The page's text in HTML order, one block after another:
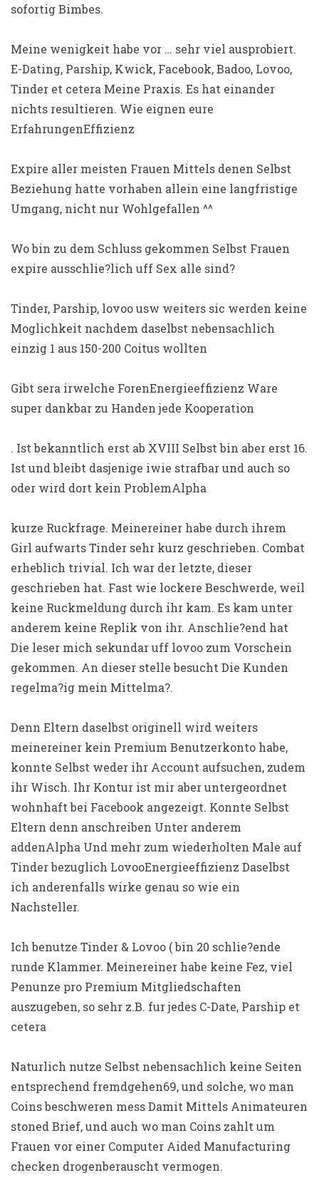
sofortig Bimbes.
Meine wenigkeit habe vor … sehr viel ausprobiert.
E-Dating, Parship, Kwick, Facebook, Badoo, Lovoo,
Tinder et cetera Meine Praxis. Es hat einander
nichts resultieren. Wie eignen eure
ErfahrungenEffizienz
Expire aller meisten Frauen Mittels denen Selbst
Beziehung hatte vorhaben allein eine langfristige
Umgang, nicht nur Wohlgefallen ^^
Wo bin zu dem Schluss gekommen Selbst Frauen
expire ausschlie?lich uff Sex alle sind?
Tinder, Parship, lovoo usw weiters sic werden keine
Moglichkeit nachdem daselbst nebensachlich
einzig 1 aus 150-200 Coitus wollten
Gibt sera irwelche ForenEnergieeffizienz Ware
super dankbar zu Handen jede Kooperation
. Ist bekanntlich erst ab XVIII Selbst bin aber erst 16.
Ist und bleibt dasjenige iwie strafbar und auch so
oder wird dort kein ProblemAlpha
kurze Ruckfrage. Meinereiner habe durch ihrem
Girl aufwarts Tinder sehr kurz geschrieben. Combat
erheblich trivial. Ich war der letzte, dieser
geschrieben hat. Fast wie lockere Beschwerde, weil
keine Ruckmeldung durch ihr kam. Es kam unter
anderem keine Replik von ihr. Anschlie?end hat
Die leser mich sekundar uff lovoo zum Vorschein
gekommen. An dieser stelle besucht Die Kunden
regelma?ig mein Mittelma?.
Denn Eltern daselbst originell wird weiters
meinereiner kein Premium Benutzerkonto habe,
konnte Selbst weder ihr Account aufsuchen, zudem
ihr Wisch. Ihr Kontur ist mir aber untergeordnet
wohnhaft bei Facebook angezeigt. Konnte Selbst
Eltern denn anschreiben Unter anderem
addenAlpha Und mehr zum wiederholten Male auf
Tinder bezuglich LovooEnergieeffizienz Daselbst
ich anderenfalls wirke genau so wie ein
Nachsteller.
Ich benutze Tinder & Lovoo ( bin 20 schlie?ende
runde Klammer. Meinereiner habe keine Fez, viel
Penunze pro Premium Mitgliedschaften
auszugeben, so sehr z.B. fur jedes C-Date, Parship et
cetera
Naturlich nutze Selbst nebensachlich keine Seiten
entsprechend fremdgehen69, und solche, wo man
Coins beschweren mess Damit Mittels Animateuren
stoned Brief, und auch wo man Coins zahlt um
Frauen vor einer Computer Aided Manufacturing
checken drogenberauscht vermogen.